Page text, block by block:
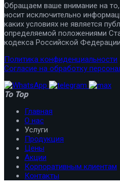
Обращаем ваше внимание на
носит исключительно
каких условиях не является
определяемой положениями
кодекса Российской
Политика конфиденциальности
Согласие на обработку
To Top
Главная
О нас
Услуги
Продукция
Цены
Акции
Корпоративным клиентам
Контакты